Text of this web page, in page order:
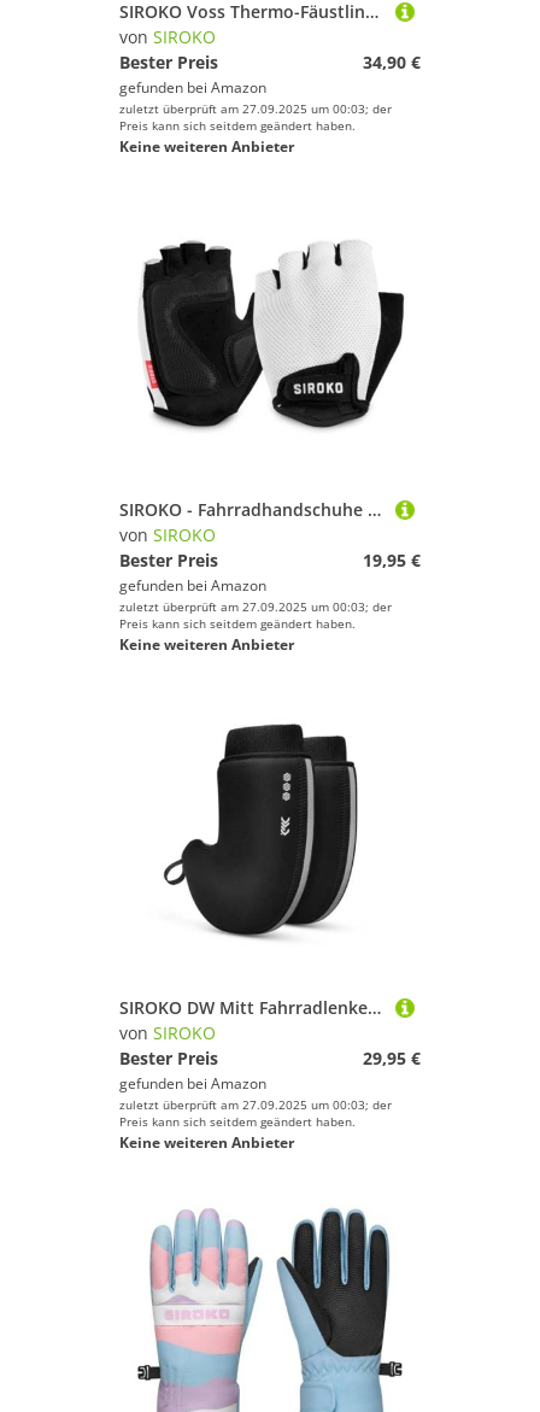
SIROKO Voss Thermo-Fäustlinge für Ski und Schnee, für Herren und Damen, thermische Kontrolle, Schwarz/Türkis, XL
von SIROKO
Bester Preis
34,90 €
gefunden bei Amazon
zuletzt überprüft am 27.09.2025 um 00:03; der
Preis kann sich seitdem geändert haben.
Keine weiteren Anbieter
SIROKO - Fahrradhandschuhe Aero White - L - Weiß
von SIROKO
Bester Preis
19,95 €
gefunden bei Amazon
zuletzt überprüft am 27.09.2025 um 00:03; der
Preis kann sich seitdem geändert haben.
Keine weiteren Anbieter
SIROKO DW Mitt Fahrradlenkerhandschuhe, für den Winter, Schwarz, Schwarz , One size
von SIROKO
Bester Preis
29,95 €
gefunden bei Amazon
zuletzt überprüft am 27.09.2025 um 00:03; der
Preis kann sich seitdem geändert haben.
Keine weiteren Anbieter